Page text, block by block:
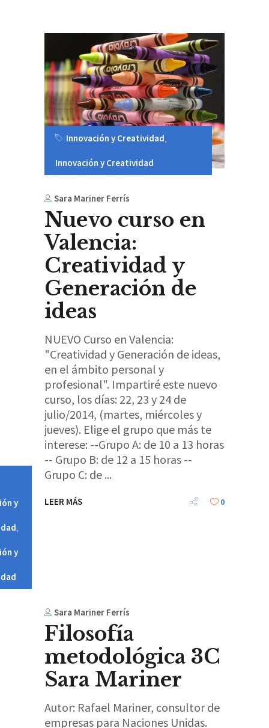
Innovación y Creatividad,
Innovación y Creatividad
Sara Mariner Ferrís
Nuevo curso en
Valencia:
Creatividad y
Generación de
ideas
NUEVO Curso en Valencia:
"Creatividad y Generación de ideas,
en el ámbito personal y
profesional". Impartiré este nuevo
curso, los días: 22, 23 y 24 de
julio/2014, (martes, miércoles y
jueves). Elige el grupo que más te
interese: --Grupo A: de 10 a 13 horas
-- Grupo B: de 12 a 15 horas --
Grupo C: de
LEER MÁS 0
y
,
y
Sara Mariner Ferrís
Filosofía
metodológica 3C
Sara Mariner
Autor: Rafael Mariner, consultor de
empresas para Naciones Unidas.